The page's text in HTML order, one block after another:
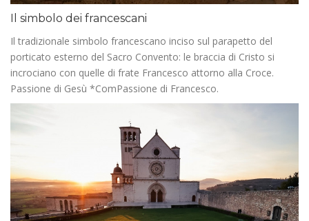
Il simbolo dei francescani
Il tradizionale simbolo francescano inciso sul parapetto del
porticato esterno del Sacro Convento: le braccia di Cristo si
incrociano con quelle di frate Francesco attorno alla Croce.
Passione di Gesù *ComPassione di Francesco.